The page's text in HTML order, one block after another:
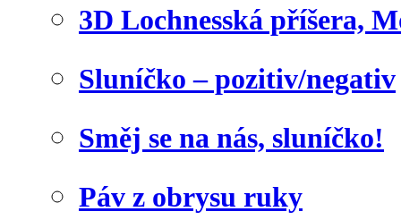
3D Lochnesská příšera,
Sluníčko – pozitiv/negativ
Směj se na nás, sluníčko!
Páv z obrysu ruky